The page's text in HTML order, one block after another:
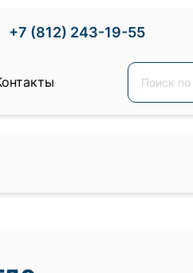
+7 (812) 243-19-55